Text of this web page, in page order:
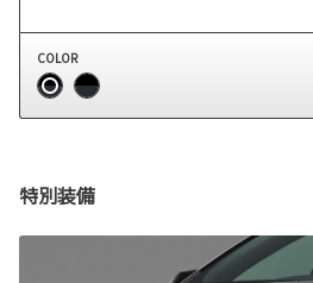
COLOR
特別装備